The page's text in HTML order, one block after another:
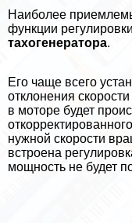
Наиболее
функции
тахогенератора.
Его чаще всего
отклонения
в моторе будет
нужной скорости
встроена
мощность не будет